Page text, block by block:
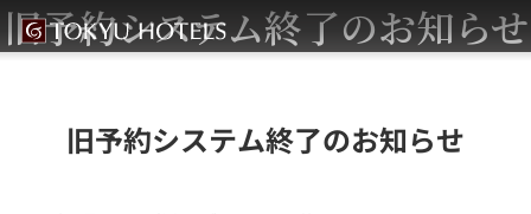
旧予約システム終了のお知らせ
旧予約システム終了のお知らせ